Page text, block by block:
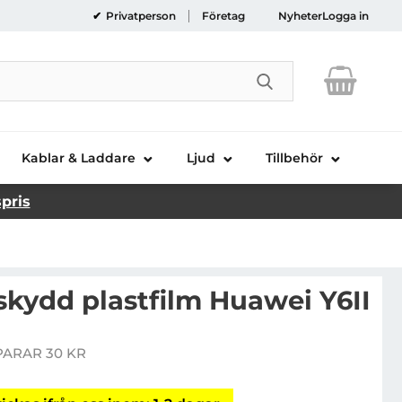
Privatperson Företag NyheterLogga in
Genomför
Kablar & Laddare Ljud Tillbehör
plastfilm Huawei Y6II
30 KR